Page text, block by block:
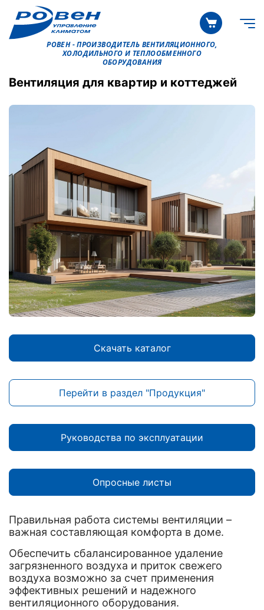
РОВЕН - ПРОИЗВОДИТЕЛЬ ВЕНТИЛЯЦИОННОГО,
ХОЛОДИЛЬНОГО И ТЕПЛООБМЕННОГО
ОБОРУДОВАНИЯ
Вентиляция для квартир и коттеджей
Правильная работа системы вентиляции –
важная составляющая комфорта в доме.
Обеспечить сбалансированное удаление
загрязненного воздуха и приток свежего
воздуха возможно за счет применения
эффективных решений и надежного
вентиляционного оборудования.
Скачать каталог
Перейти в раздел "Продукция"
Руководства по эксплуатации
Опросные листы